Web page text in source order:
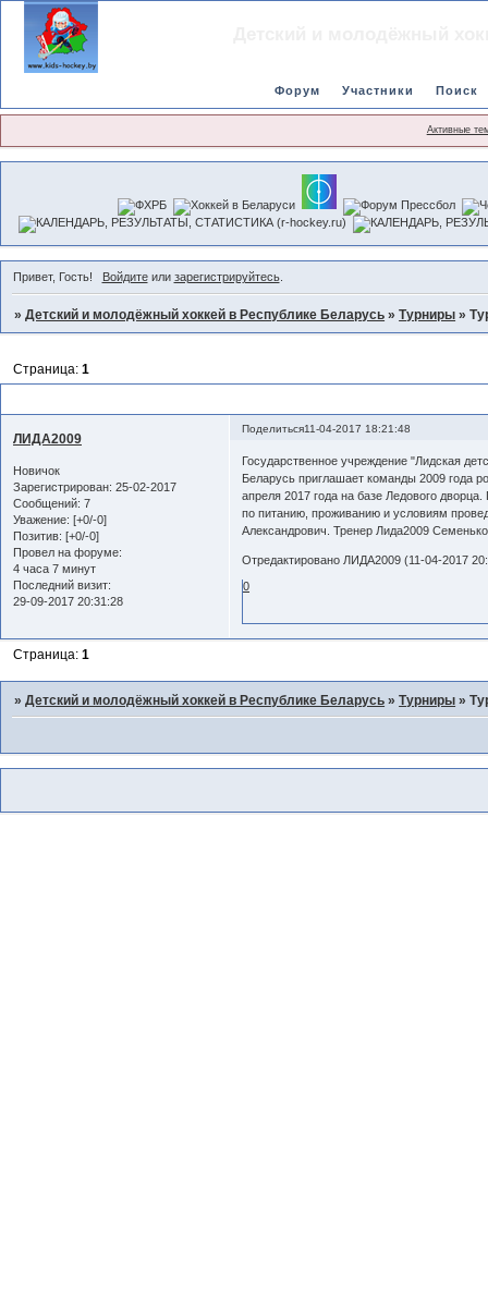
Форум Участники Поиск
Активные
Привет, Гость! Войдитеили зарегистрируйтесь.
»Детский и молодёжный хоккей в Республике Беларусь »Турниры »
Страница:1
Поделиться11-04-2017 18:21:48
ЛИДА2009
Новичок
Зарегистрирован: 25-02-2017
Сообщений: 7
Уважение: [+0/-0]
Позитив: [+0/-0]
Провел на форуме:
4 часа 7 минут
Последний визит:
29-09-2017 20:31:28
Государственное учреждение "Лидская
Беларусь приглашает команды 2009 года
апреля 2017 года на базе Ледового
по питанию, проживанию и условиям
Александрович. Тренер Лида2009
Отредактировано ЛИДА2009 (11-04-2017
0
Страница:1
»Детский и молодёжный хоккей в Республике Беларусь »Турниры »